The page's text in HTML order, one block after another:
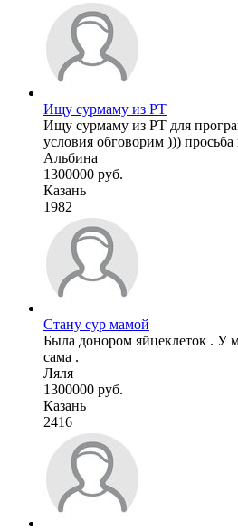
Ищу сурмаму из РТ
Ищу сурмаму из РТ для
условия обговорим ))) просьба
Альбина
1300000 руб.
Казань
1982
Стану сур мамой
Была донором яйцеклеток . У
сама .
Ляля
1300000 руб.
Казань
2416